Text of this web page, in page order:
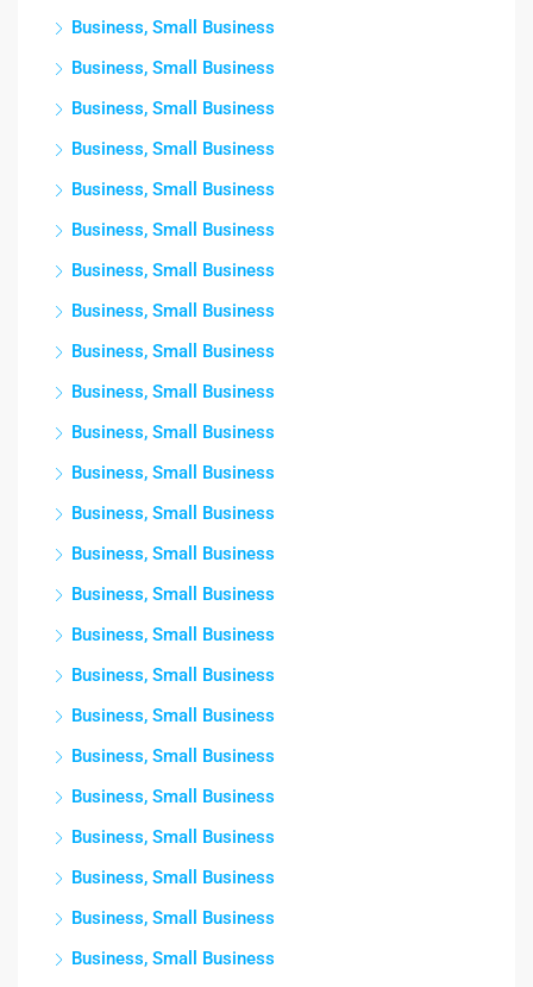
Business, Small Business
Business, Small Business
Business, Small Business
Business, Small Business
Business, Small Business
Business, Small Business
Business, Small Business
Business, Small Business
Business, Small Business
Business, Small Business
Business, Small Business
Business, Small Business
Business, Small Business
Business, Small Business
Business, Small Business
Business, Small Business
Business, Small Business
Business, Small Business
Business, Small Business
Business, Small Business
Business, Small Business
Business, Small Business
Business, Small Business
Business, Small Business